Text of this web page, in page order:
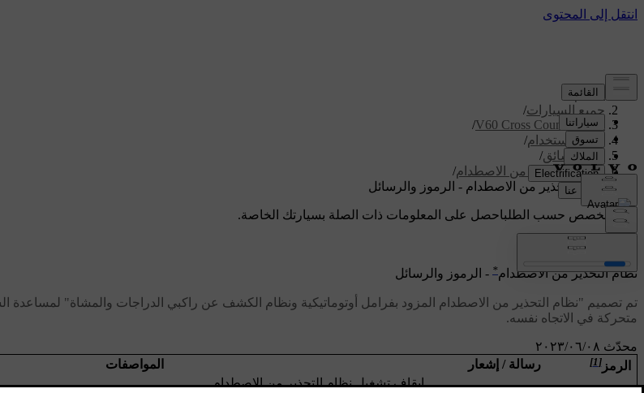
الدعم/
جميع السيارات/
V60 Cross Country 2018
/
دليل الاستخدام/
دعم السائق/
نظام التحذير من الاصطدام/
نظام التحذير من الاصطدام - الرموز والرسائل
دعم مخصص حسب الطلباحصل على المعلومات ذات الصلة بسيارتك الخاصة.
تسجيل الدخول
محدّث ٠٨‏/٠٦‏/٢٠٢٣
نظام التحذير من الاصطدام* - الرموز والرسائل
تم تصميم "نظام التحذير من الاصطدام المزود بفرامل أوتوماتيكية ونظام الكشف عن راكبي الدراجات والمشاة" لمساعدة
متحركة في الاتجاه نفسه.
الرمز[1] رسالة / إشعار المواصفات
إيقاف تشغيل نظام التحذير من الاصطدام.